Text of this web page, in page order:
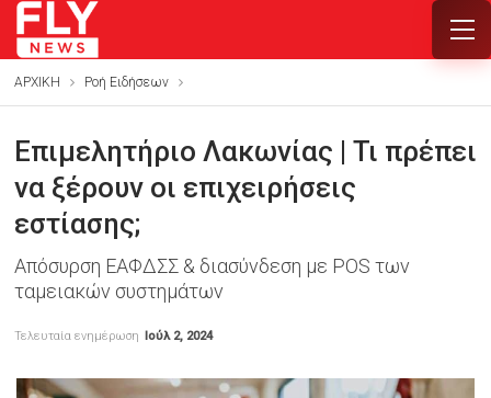
ΑΡΧΙΚΗ Ροή Ειδήσεων
Επιμελητήριο Λακωνίας | Τι πρέπει
να ξέρουν οι επιχειρήσεις
εστίασης;
Απόσυρση ΕΑΦΔΣΣ & διασύνδεση με POS των
ταμειακών συστημάτων
Τελευταία ενημέρωση Ιούλ 2, 2024